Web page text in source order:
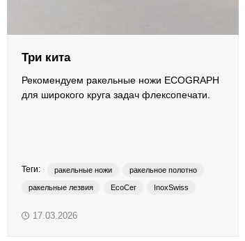
Лаки
Полотна для автоматической смывки и
Вспомогательные материалы
Три кита
Рекомендуем ракельные ножи ECOGRAPH
для широкого круга задач флексопечати.
Теги: ракельные ножи ракельное полотно
ракельные лезвия EcoCer InoxSwiss
17.03.2026